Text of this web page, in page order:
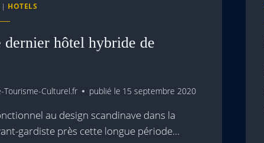
| HOTELS
hôtel hybride de
Tourisme-Culturel.fr publié le 15 septembre 2020
au design scandinave dans la
gardiste près cette longue période…